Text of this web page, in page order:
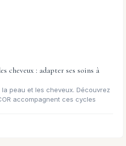
cheveux : adapter ses soins à
peau et les cheveux. Découvrez
accompagnent ces cycles